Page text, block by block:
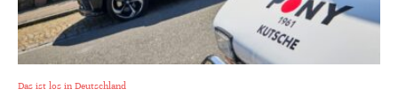
Das ist los in Deutschland